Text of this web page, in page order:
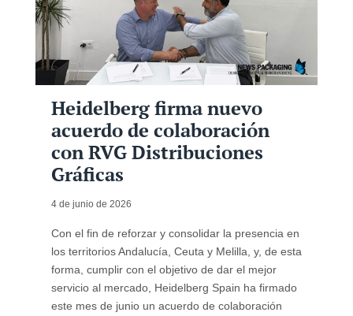
Heidelberg firma nuevo
acuerdo de colaboración
con RVG Distribuciones
Gráficas
4 de junio de 2026
Con el fin de reforzar y consolidar la presencia en
los territorios Andalucía, Ceuta y Melilla, y, de esta
forma, cumplir con el objetivo de dar el mejor
servicio al mercado, Heidelberg Spain ha firmado
este mes de junio un acuerdo de colaboración